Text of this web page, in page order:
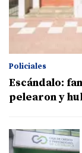
Policiales
Escándalo:
pelearon y